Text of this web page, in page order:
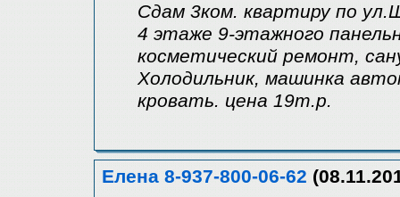
Сдам 3ком. квартиру по
4 этаже 9-этажного
косметический ремонт,
Холодильник, машинка
кровать. цена 19т.р.
Елена 8-937-800-06-62